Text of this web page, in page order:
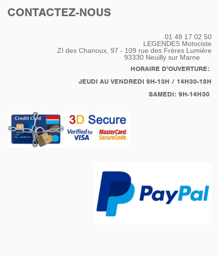
CONTACTEZ-NOUS
01 48 17 02 50
LEGENDES Motociste
ZI des Chanoux, 97 - 109 rue des Frères Lumière
93330 Neuilly sur Marne
HORAIRE D'OUVERTURE:
JEUDI AU VENDREDI 9H-13H / 14H30-18H
SAMEDI: 9H-14H30